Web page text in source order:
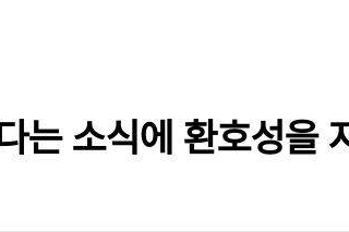
는 소식에 환호성을